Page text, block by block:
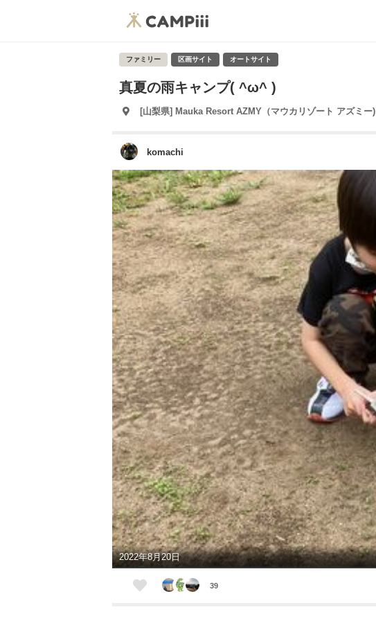
ファミリー 区画サイト オートサイト
真夏の雨キャンプ( ^ω^ )
[山梨県] Mauka Resort AZMY（マウカリゾート アズミー)
komachi
2022年8月20日
39